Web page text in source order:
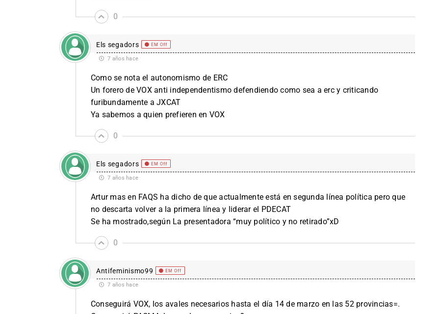
0
Els segadors EM Off
7 años hace
Como se nota el autonomismo de ERC
Un forero de VOX anti independentismo defendiendo como sea a erc y criticando
furibundamente a JXCAT
Ya sabemos a quien prefieren en VOX
0
Els segadors EM Off
7 años hace
Artur mas en FAQS ha dicho de que actualmente está en segunda línea política pero que
no descarta volver a la primera línea y liderar el PDECAT
Se ha mostrado,según La presentadora “muy político y no retirado”xD
0
Antifeminismo99 EM Off
7 años hace
Conseguirá VOX, los avales necesarios hasta el día 14 de marzo en las 52 provincias=.